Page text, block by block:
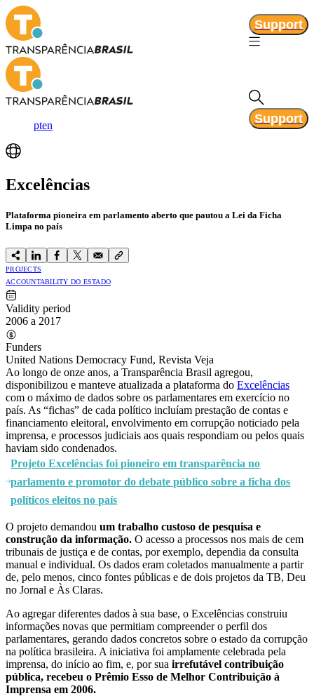
Support
pten Support
Excelências
Plataforma pioneira em parlamento aberto que pautou a Lei da Ficha
Limpa no país
PROJECTS
ACCOUNTABILITY DO ESTADO
Validity period
2006 a 2017
Funders
United Nations Democracy Fund, Revista Veja
Ao longo de onze anos, a Transparência Brasil agregou,
disponibilizou e manteve atualizada a plataforma do Excelências
com o máximo de dados sobre os parlamentares em exercício no
país. As “fichas” de cada político incluíam prestação de contas e
financiamento eleitoral, envolvimento em corrupção noticiado pela
imprensa, e processos judiciais aos quais respondiam ou pelos quais
haviam sido condenados.
Projeto Excelências foi pioneiro em transparência no
parlamento e promotor do debate público sobre a ficha dos
políticos eleitos no país
O projeto demandou um trabalho custoso de pesquisa e
construção da informação. O acesso a processos nos mais de cem
tribunais de justiça e de contas, por exemplo, dependia da consulta
manual e individual. Os dados eram coletados manualmente a partir
de, pelo menos, cinco fontes públicas e de dois projetos da TB, Deu
no Jornal e Às Claras.
Ao agregar diferentes dados à sua base, o Excelências construiu
informações novas que permitiam compreender o perfil dos
parlamentares, gerando dados concretos sobre o estado da corrupção
na política brasileira. A iniciativa foi amplamente celebrada pela
imprensa, do início ao fim, e, por sua irrefutável contribuição
pública, recebeu o Prêmio Esso de Melhor Contribuição à
Imprensa em 2006.